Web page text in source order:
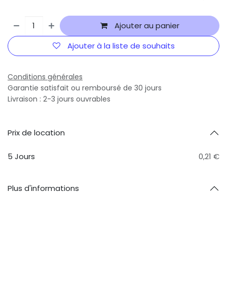
Ajouter au panier
Ajouter à la liste de souhaits
Conditions générales
Garantie satisfait ou remboursé de 30 jours
Livraison : 2-3 jours ouvrables
Prix ​​de location
5 Jours 0,21 €
Plus d'informations